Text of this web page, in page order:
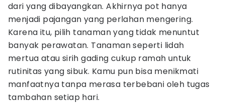
dari yang dibayangkan. Akhirnya pot hanya
menjadi pajangan yang perlahan mengering.
Karena itu, pilih tanaman yang tidak menuntut
banyak perawatan. Tanaman seperti lidah
mertua atau sirih gading cukup ramah untuk
rutinitas yang sibuk. Kamu pun bisa menikmati
manfaatnya tanpa merasa terbebani oleh tugas
tambahan setiap hari.